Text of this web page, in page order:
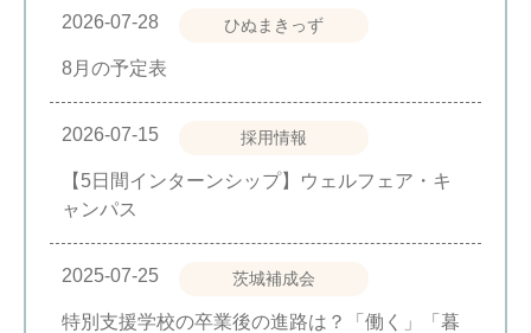
2026-07-28 ひぬまきっず
8月の予定表
2026-07-15 採用情報
【5日間インターンシップ】ウェルフェア・キ
ャンパス
2025-07-25 茨城補成会
特別支援学校の卒業後の進路は？「働く」「暮